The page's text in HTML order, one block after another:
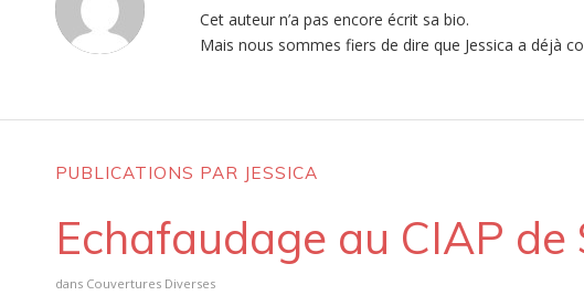
Cet auteur n’a pas encore écrit sa bio.
Mais nous sommes fiers de dire que Jessica a déjà
PUBLICATIONS PAR JESSICA
Echafaudage au CIAP de
dans Couvertures Diverses